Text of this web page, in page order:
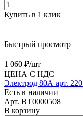
Купить в 1 клик
Быстрый просмотр
1 060 ₽/шт
ЦЕНА С НДС
Электрод 80А арт.
Есть в наличии
Арт. BT0000508
В корзину